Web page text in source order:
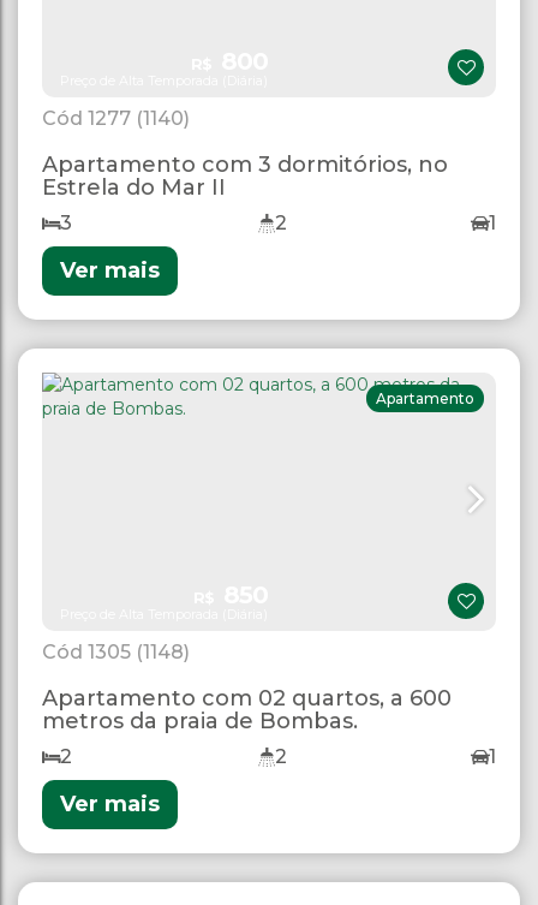
1277 (1140)
Apartamento com 3 dormitórios, no
Estrela do Mar II
3 2 1
Ver mais
1305 (1148)
Apartamento
Apartamento com 02 quartos, a 600
metros da praia de Bombas.
2 2 1
Ver mais